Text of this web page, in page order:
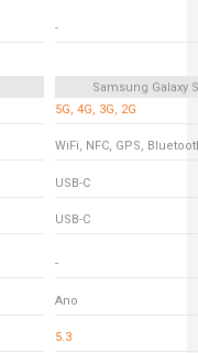
-
Samsung Galaxy
5G, 4G, 3G, 2G
WiFi, NFC, GPS,
USB-C
USB-C
-
Ano
5.3